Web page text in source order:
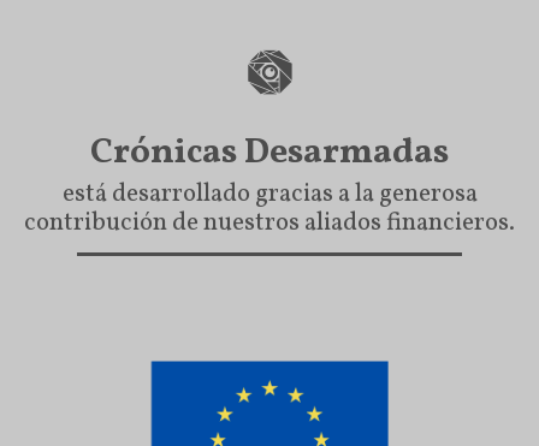
Crónicas Desarmadas
está desarrollado gracias a la generosa
contribución de nuestros aliados financieros.